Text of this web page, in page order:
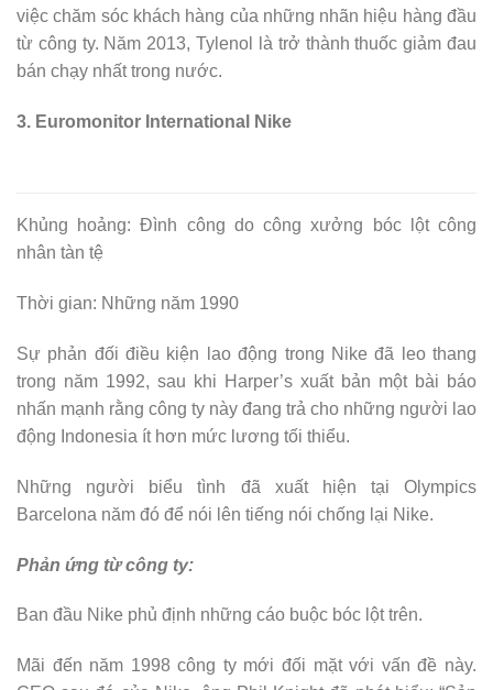
việc chăm sóc khách hàng của những nhãn hiệu hàng đầu
từ công ty. Năm 2013, Tylenol là trở thành thuốc giảm đau
bán chạy nhất trong nước.
3. Euromonitor International Nike
Khủng hoảng: Đình công do công xưởng bóc lột công
nhân tàn tệ
Thời gian: Những năm 1990
Sự phản đối điều kiện lao động trong Nike đã leo thang
trong năm 1992, sau khi Harper’s xuất bản một bài báo
nhấn mạnh rằng công ty này đang trả cho những người lao
động Indonesia ít hơn mức lương tối thiểu.
Những người biểu tình đã xuất hiện tại Olympics
Barcelona năm đó để nói lên tiếng nói chống lại Nike.
Phản ứng từ công ty:
Ban đầu Nike phủ định những cáo buộc bóc lột trên.
Mãi đến năm 1998 công ty mới đối mặt với vấn đề này.